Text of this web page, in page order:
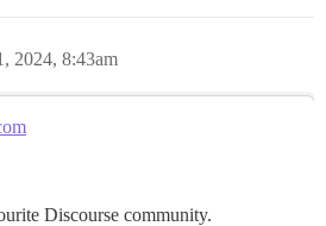
2024, 8:43am
Discourse community.